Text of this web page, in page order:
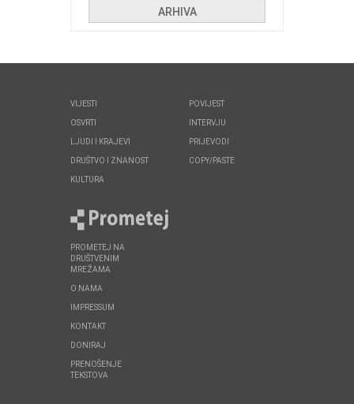
ARHIVA
VIJESTI
OSVRTI
LJUDI I KRAJEVI
DRUŠTVO I ZNANOST
KULTURA
POVIJEST
INTERVJU
PRIJEVODI
COPY/PASTE
PROMETEJ NA
DRUŠTVENIM
MREŽAMA
O NAMA
IMPRESSUM
KONTAKT
DONIRAJ
PRENOŠENJE
TEKSTOVA